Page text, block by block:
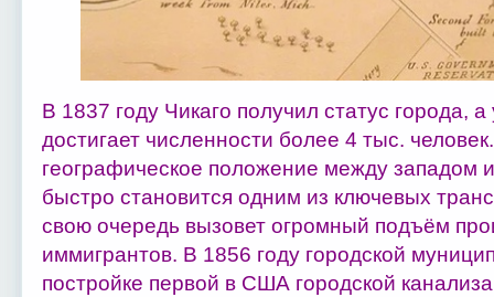
В 1837 году Чикаго получил статус города,
достигает численности более 4 тыс.
географическое положение между западом
быстро становится одним из ключевых
свою очередь вызовет огромный подъём
иммигрантов. В 1856 году городской
постройке первой в США городской